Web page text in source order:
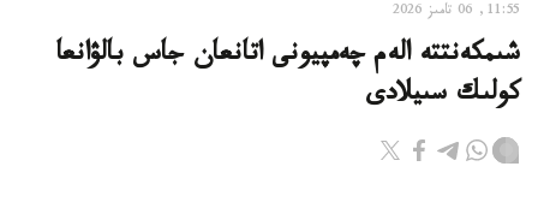
11:55, 06 تامىز 2026
شىمكەنتتە الەم چەمپيونى اتانعان جاس بالۋانعا
كولىك سىيلادى